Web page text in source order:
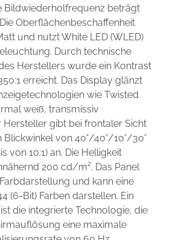
Bildwiederholfrequenz beträgt
Oberflächenbeschaffenheit
und nutzt White LED (WLED)
Durch technische
Herstellers wurde ein Kontrast
erreicht. Das Display glänzt
wie Twisted
weiß, transmissiv
Hersteller gibt bei frontaler Sicht
Blickwinkel von 40°/40°/10°/30°
von 10:1) an. Die Helligkeit
200 cd/m². Das Panel
und kann eine
(6-Bit) Farben darstellen. Ein
die integrierte Technologie, die
eine maximale